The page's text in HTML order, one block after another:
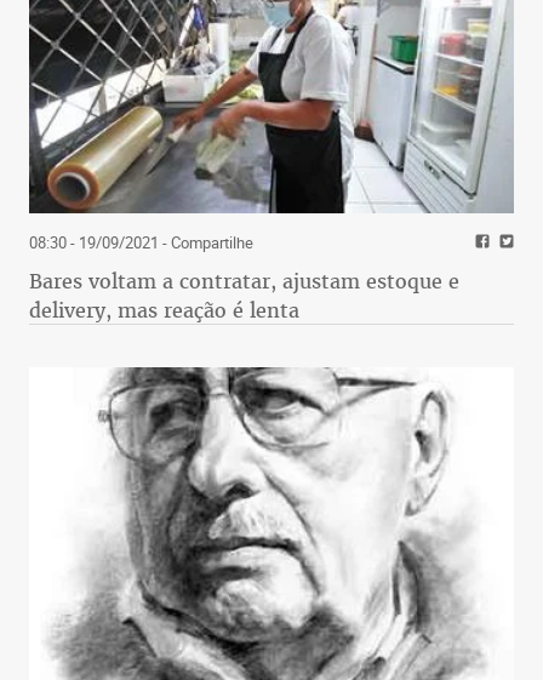
08:30 - 19/09/2021 - Compartilhe
Bares voltam a contratar, ajustam estoque e
delivery, mas reação é lenta